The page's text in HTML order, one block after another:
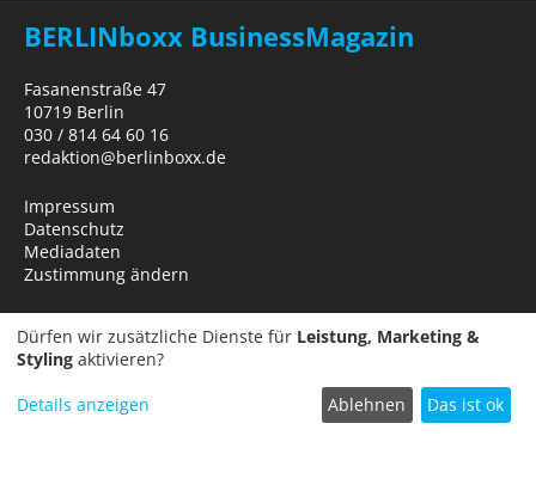
BERLINboxx BusinessMagazin
Fasanenstraße 47
10719 Berlin
030 / 814 64 60 16
redaktion@berlinboxx.de
Impressum
Datenschutz
Mediadaten
Zustimmung ändern
Dürfen wir zusätzliche Dienste für Leistung, Marketing &
Styling aktivieren?
Details anzeigen Ablehnen Das ist ok